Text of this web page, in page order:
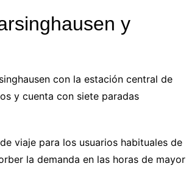
y
con la estación central de
y cuenta con siete paradas
viaje para los usuarios habituales de
la demanda en las horas de mayor